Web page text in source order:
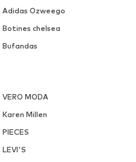
Adidas Ozweego
Botines chelsea
Bufandas
VERO MODA
Karen Millen
PIECES
LEVI'S